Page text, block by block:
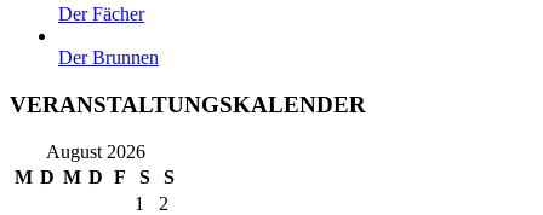
Der Fächer
Der Brunnen
VERANSTALTUNGSKALENDER
August 2026
M D M D F S S
1
2